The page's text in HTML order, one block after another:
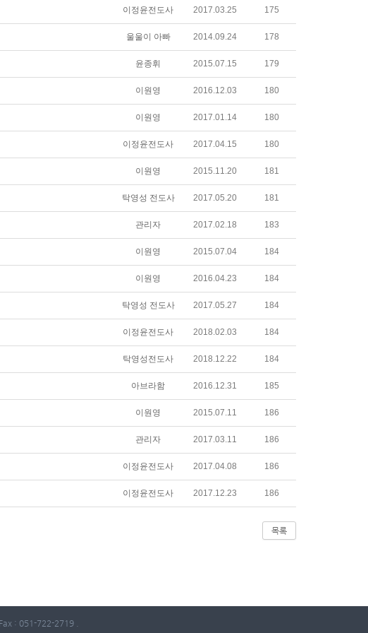
이정윤전도사 2017.03.25 175
울울이 아빠 2014.09.24 178
윤종휘 2015.07.15 179
이원영 2016.12.03 180
이원영 2017.01.14 180
이정윤전도사 2017.04.15 180
이원영 2015.11.20 181
탁영성 전도사 2017.05.20 181
관리자 2017.02.18 183
이원영 2015.07.04 184
이원영 2016.04.23 184
탁영성 전도사 2017.05.27 184
이정윤전도사 2018.02.03 184
탁영성전도사 2018.12.22 184
아브라함 2016.12.31 185
이원영 2015.07.11 186
관리자 2017.03.11 186
이정윤전도사 2017.04.08 186
이정윤전도사 2017.12.23 186
목록
: 051-722-2719 .